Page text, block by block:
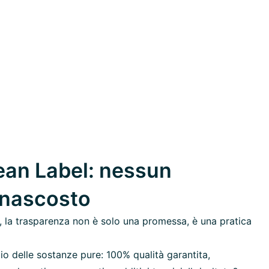
Label: nessun
la trasparenza non è solo una promessa, è una pratica
delle sostanze pure: 100% qualità garantita,